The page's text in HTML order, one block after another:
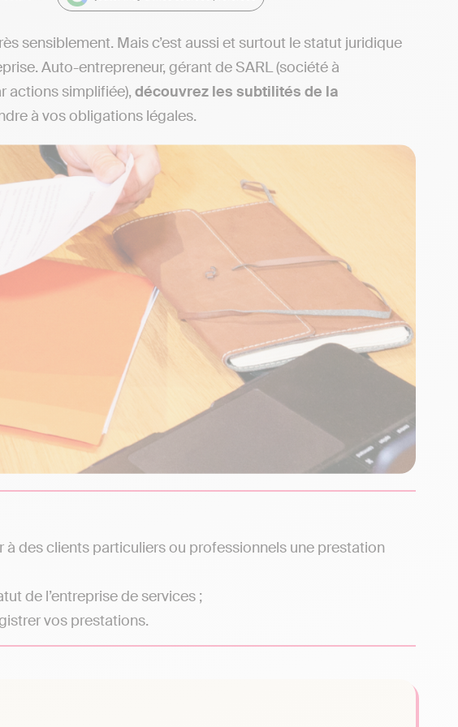
sensiblement. Mais c’est aussi et surtout le statut juridique
Auto-entrepreneur, gérant de SARL (société à
actions simplifiée), découvrez les subtilités de la
à vos obligations légales.
à des clients particuliers ou professionnels une prestation
de l’entreprise de services ;
vos prestations.